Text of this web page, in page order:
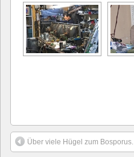
Über viele Hügel zum Bosporus.